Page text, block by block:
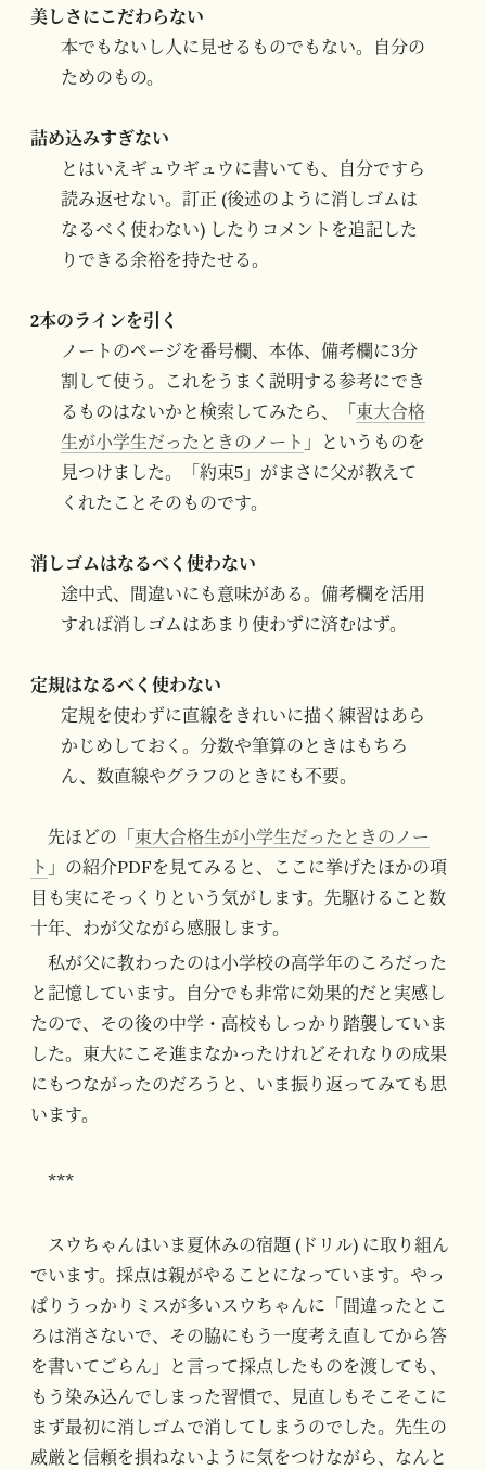
美しさにこだわらない
本でもないし人に見せるものでもない。自分の
ためのもの。
詰め込みすぎない
とはいえギュウギュウに書いても、自分ですら
読み返せない。訂正 (後述のように消しゴムは
なるべく使わない) したりコメントを追記した
りできる余裕を持たせる。
2本のラインを引く
ノートのページを番号欄、本体、備考欄に3分
割して使う。これをうまく説明する参考にでき
るものはないかと検索してみたら、「 東大合格
生が小学生だったときのノート 」というものを
見つけました。「約束5」がまさに父が教えて
くれたことそのものです。
消しゴムはなるべく使わない
途中式、間違いにも意味がある。備考欄を活用
すれば消しゴムはあまり使わずに済むはず。
定規はなるべく使わない
定規を使わずに直線をきれいに描く練習はあら
かじめしておく。分数や筆算のときはもちろ
ん、数直線やグラフのときにも不要。
先ほどの「 東大合格生が小学生だったときのノー
ト 」の紹介PDFを見てみると、ここに挙げたほかの項
目も実にそっくりという気がします。先駆けること数
十年、わが父ながら感服します。
私が父に教わったのは小学校の高学年のころだった
と記憶しています。自分でも非常に効果的だと実感し
たので、その後の中学・高校もしっかり踏襲していま
した。東大にこそ進まなかったけれどそれなりの成果
にもつながったのだろうと、いま振り返ってみても思
います。
***
スウちゃんはいま夏休みの宿題 (ドリル) に取り組ん
でいます。採点は親がやることになっています。やっ
ぱりうっかりミスが多いスウちゃんに「間違ったとこ
ろは消さないで、その脇にもう一度考え直してから答
を書いてごらん」と言って採点したものを渡しても、
もう染み込んでしまった習慣で、見直しもそこそこに
まず最初に消しゴムで消してしまうのでした。先生の
威厳と信頼を損ねないように気をつけながら、なんと